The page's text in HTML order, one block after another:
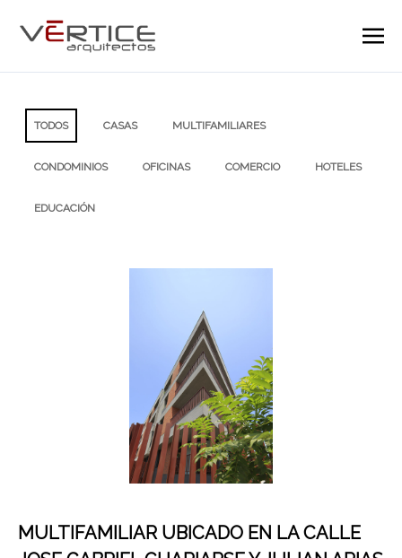
TODOS CASAS MULTIFAMILIARES
CONDOMINIOS OFICINAS COMERCIO HOTELES
EDUCACIÓN
MULTIFAMILIAR UBICADO EN LA CALLE